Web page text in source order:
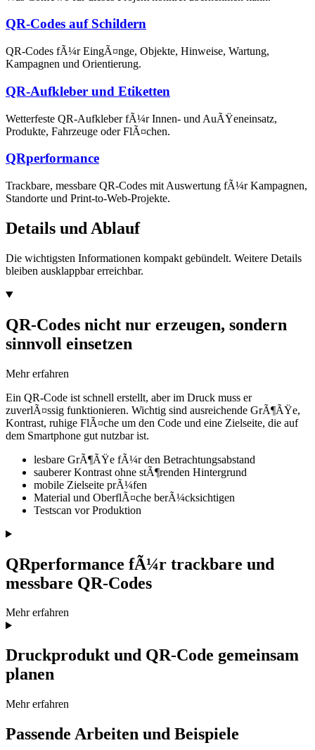
QR-Codes auf Schildern
QR-Codes fÃ¼r EingÃ¤nge, Objekte, Hinweise, Wartung,
Kampagnen und Orientierung.
QR-Aufkleber und Etiketten
Wetterfeste QR-Aufkleber fÃ¼r Innen- und AuÃŸeneinsatz,
Produkte, Fahrzeuge oder FlÃ¤chen.
QRperformance
Trackbare, messbare QR-Codes mit Auswertung fÃ¼r Kampagnen,
Standorte und Print-to-Web-Projekte.
Details und Ablauf
Die wichtigsten Informationen kompakt gebündelt. Weitere Details
bleiben ausklappbar erreichbar.
QR-Codes nicht nur erzeugen, sondern
sinnvoll einsetzen
Mehr erfahren
Ein QR-Code ist schnell erstellt, aber im Druck muss er
zuverlÃ¤ssig funktionieren. Wichtig sind ausreichende GrÃ¶ÃŸe,
Kontrast, ruhige FlÃ¤che um den Code und eine Zielseite, die auf
dem Smartphone gut nutzbar ist.
lesbare GrÃ¶ÃŸe fÃ¼r den Betrachtungsabstand
sauberer Kontrast ohne stÃ¶renden Hintergrund
mobile Zielseite prÃ¼fen
Material und OberflÃ¤che berÃ¼cksichtigen
Testscan vor Produktion
QRperformance fÃ¼r trackbare und
messbare QR-Codes
Mehr erfahren
Druckprodukt und QR-Code gemeinsam
planen
Mehr erfahren
Passende Arbeiten und Beispiele